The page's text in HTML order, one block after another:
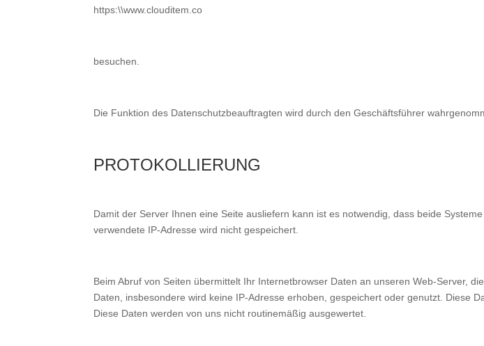
https:\\www.clouditem.co
besuchen.
Die Funktion des Datenschutzbeauftragten wird durch den Geschäftsführer
PROTOKOLLIERUNG
Damit der Server Ihnen eine Seite ausliefern kann ist es notwendig, dass beide
verwendete IP-Adresse wird nicht gespeichert.
Beim Abruf von Seiten übermittelt Ihr Internetbrowser Daten an unseren Web-Server,
Daten, insbesondere wird keine IP-Adresse erhoben, gespeichert oder genutzt. Diese
Diese Daten werden von uns nicht routinemäßig ausgewertet.